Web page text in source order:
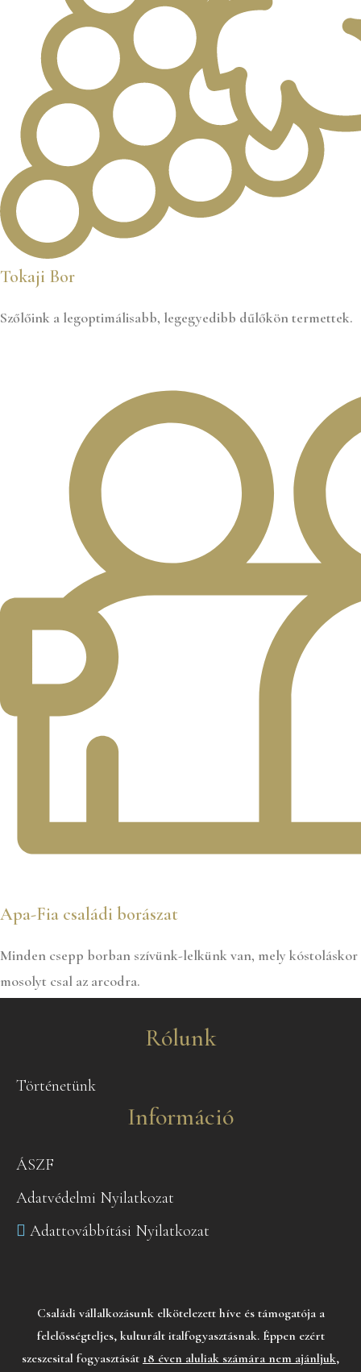
Tokaji Bor
Szőlőink a legoptimálisabb, legegyedibb dűlőkön termettek.
Apa-Fia családi borászat
Minden csepp borban szívünk-lelkünk van, mely kóstoláskor
mosolyt csal az arcodra.
Rólunk
Történetünk
Információ
ÁSZF
Adatvédelmi Nyilatkozat
Adattovábbítási Nyilatkozat
Családi vállalkozásunk elkötelezett híve és támogatója a
felelősségteljes, kulturált italfogyasztásnak. Éppen ezért
szeszesital fogyasztását 18 éven aluliak számára nem ajánljuk,